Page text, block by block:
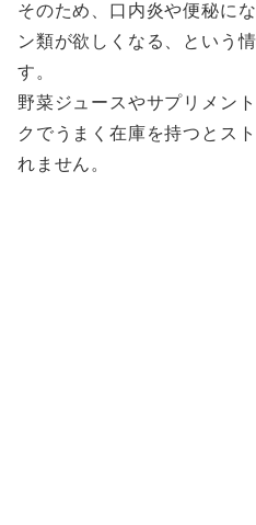
そのため、口内炎や便秘に
ン類が欲しくなる、という
す。
野菜ジュースやサプリメン
クでうまく在庫を持つとス
れません。